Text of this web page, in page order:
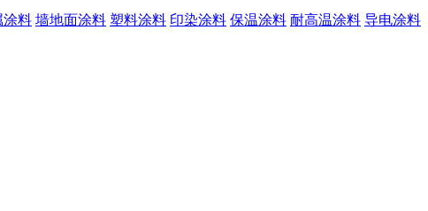
涂料 墙地面涂料 塑料涂料 印染涂料 保温涂料 耐高温涂料 导电涂料